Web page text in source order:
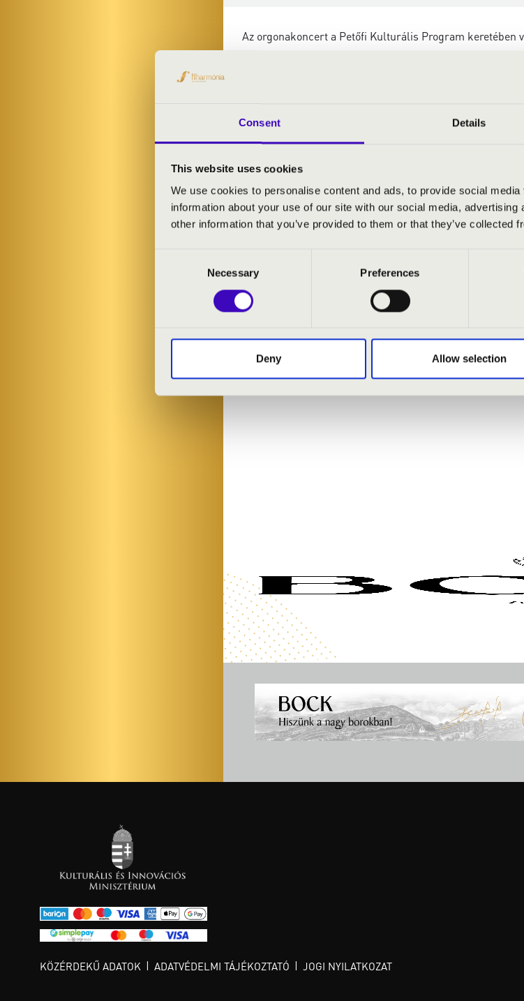
Consent Details
This website uses cookies
We use cookies to personalise content and ads, to provide social
information about your use of our site with our social media,
other information that you’ve provided to them or that they’ve collected
Necessary Preferences
Deny Allow selection
Az orgonakoncert a Petőfi Kulturális Program keretében
Elek Péter
MŰSOR:
Bach: Fantasia super „Komm, Heiliger Geist”, BWV 651
Buxtehude: d-moll Canzona
Vivaldi: h-moll hegedűszonáta Op. 2., No. 5.
Massenet: Thaïs - Méditation
Rheinberger: Abendlied
L. Raffy: Prière, Op.18
KÖZÉRDEKŰ ADATOK ADATVÉDELMI TÁJÉKOZTATÓ JOGI NYILATKOZAT